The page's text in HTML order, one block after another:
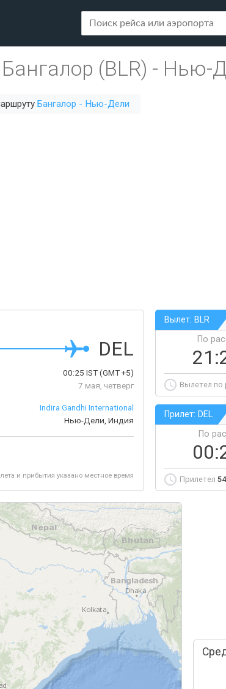
Бангалор (BLR) - Нью-
Бангалор - Нью-Дели
DEL
00:25IST(GMT +5)
7 мая, четверг
Indira Gandhi International
Нью-Дели, Индия
и прибытия указано местное время
Вылет: BLR
По
Вылетел по
Прилет: DEL
По
Прилетел